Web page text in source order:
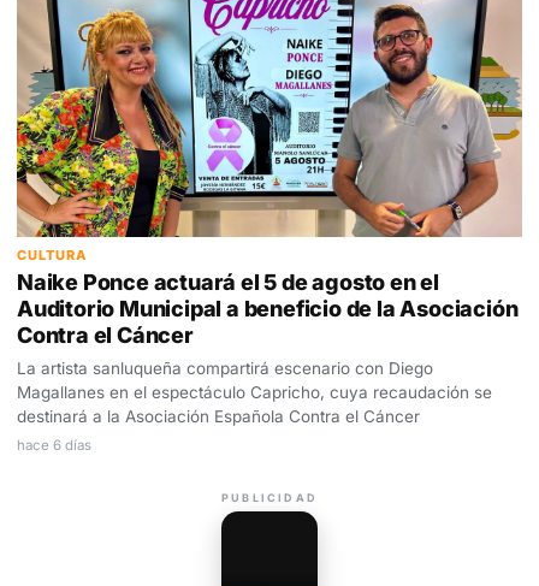
CULTURA
Naike Ponce actuará el 5 de agosto en el
Auditorio Municipal a beneficio de la Asociación
Contra el Cáncer
La artista sanluqueña compartirá escenario con Diego
Magallanes en el espectáculo Capricho, cuya recaudación se
destinará a la Asociación Española Contra el Cáncer
hace 6 días
PUBLICIDAD